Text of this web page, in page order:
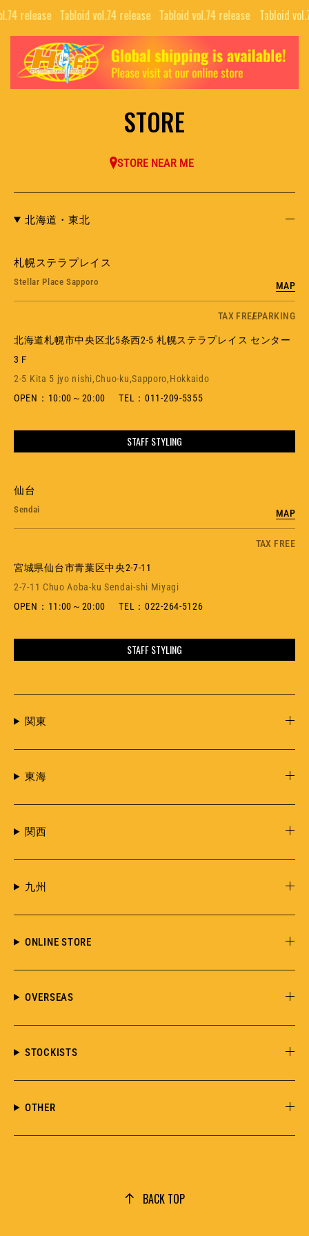
release⠀ Tabloid vol.74 release⠀ Tabloid vol.74 release⠀ Tabloid
TOP
ALL
GUIDE
NFT PROJECTS
H.G.A.S.
HYSTERIC BOOTLEG
LOOKBOOK
PUBLISHING
PRIVACY POLICY
STORE
STORE NEAR ME
北海道・東北
札幌ステラプレイス
Stellar Place Sapporo MAP
TAX FREEPARKING
北海道札幌市中央区北5条西2-5 札幌ステラプレイス センター
3Ｆ
2-5 Kita 5 jyo nishi,Chuo-ku,Sapporo,Hokkaido
OPEN：10:00～20:00
TEL：011-209-5355
STAFF STYLING
仙台
Sendai MAP
TAX FREE
宮城県仙台市青葉区中央2-7-11
2-7-11 Chuo Aoba-ku Sendai-shi Miyagi
OPEN：11:00～20:00
TEL：022-264-5126
STAFF STYLING
関東
東海
関西
九州
ONLINE STORE
OVERSEAS
STOCKISTS
OTHER
BACK TOP